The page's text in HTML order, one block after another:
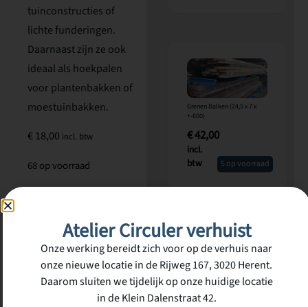
tuinconstructies of
lichte funderingen.
Daarnaast zijn ze ook
ideaal als hoekpalen
voor plantenbakken of
moestuinbakken.
€18,00 incl. btw
68 op voorraad
Grenen Balken (24,5 x 7 x
+-600)
€42,00
incl.
btw
5 op voorraad
Atelier Circuler verhuist
Onze werking bereidt zich voor op de verhuis naar
onze nieuwe locatie in de Rijweg 167, 3020 Herent.
Daarom sluiten we tijdelijk op onze huidige locatie
in de Klein Dalenstraat 42.